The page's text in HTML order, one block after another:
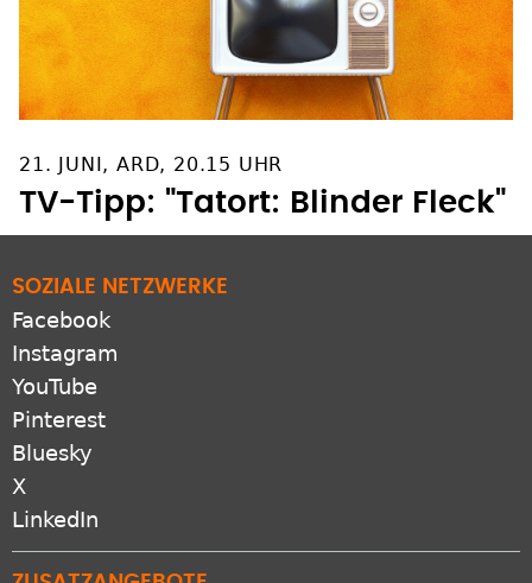
21. JUNI, ARD, 20.15 UHR
TV-Tipp: "Tatort: Blinder Fleck"
SOZIALE NETZWERKE
Facebook
Instagram
YouTube
Pinterest
Bluesky
X
LinkedIn